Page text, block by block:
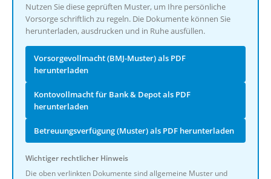
Nutzen Sie diese geprüften Muster, um Ihre persönliche
Vorsorge schriftlich zu regeln. Die Dokumente können Sie
herunterladen, ausdrucken und in Ruhe ausfüllen.
Vorsorgevollmacht (BMJ-Muster) als PDF
herunterladen
Kontovollmacht für Bank & Depot als PDF
herunterladen
Betreuungsverfügung (Muster) als PDF herunterladen
Wichtiger rechtlicher Hinweis
Die oben verlinkten Dokumente sind allgemeine Muster und